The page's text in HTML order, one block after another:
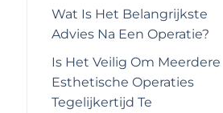
Wat Is Het Belangrijkste
Advies Na Een Operatie?
Is Het Veilig Om Meerdere
Esthetische Operaties
Tegelijkertijd Te